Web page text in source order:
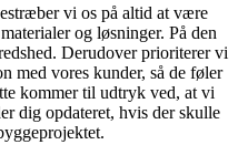
vi os på altid at være
og løsninger. På den
Derudover prioriterer vi
med vores kunder, så de føler
kommer til udtryk ved, at vi
dig opdateret, hvis der skulle